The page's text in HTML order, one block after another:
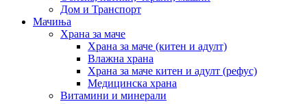
Дом и Транспорт
Мачиња
Храна за маче
Храна за маче (китен и адулт)
Влажна храна
Храна за маче китен и адулт (рефус)
Медицинска храна
Витамини и минерали